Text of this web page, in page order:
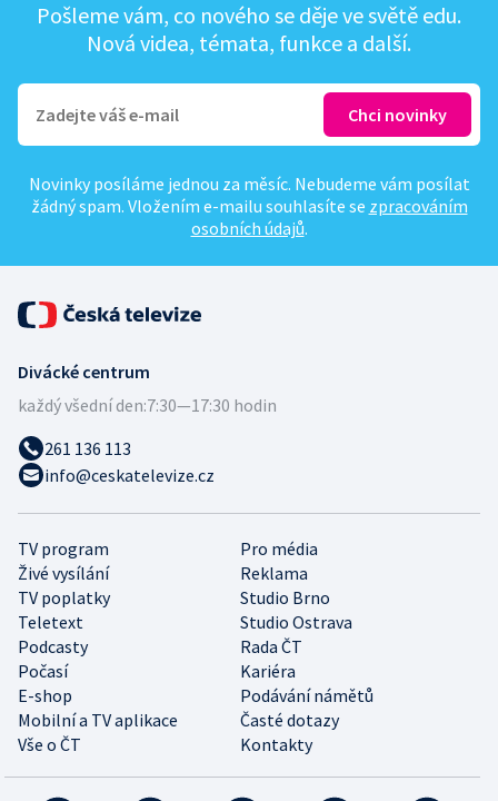
Pošleme vám, co nového se děje ve světě edu.
Nová videa, témata, funkce a další.
Novinky posíláme jednou za měsíc. Nebudeme vám posílat
žádný spam. Vložením e-mailu souhlasíte se zpracováním
osobních údajů.